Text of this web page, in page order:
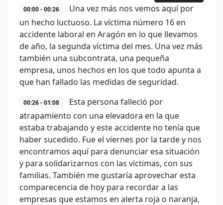
00:00 - 00:26
Una vez más nos vemos aquí por
un hecho luctuoso. La víctima número 16 en
accidente laboral en Aragón en lo que llevamos
de año, la segunda víctima del mes. Una vez más
también una subcontrata, una pequeña
empresa, unos hechos en los que todo apunta a
que han fallado las medidas de seguridad.
00:26 - 01:08
Esta persona falleció por
atrapamiento con una elevadora en la que
estaba trabajando y este accidente no tenía que
haber sucedido. Fue el viernes por la tarde y nos
encontramos aquí para denunciar esa situación
y para solidarizarnos con las víctimas, con sus
familias. También me gustaría aprovechar esta
comparecencia de hoy para recordar a las
empresas que estamos en alerta roja o naranja,